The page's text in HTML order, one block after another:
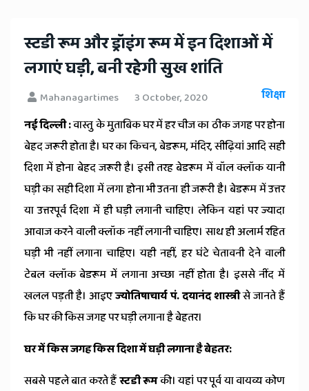
Hindi
News,
Hindi
Samachar,
Jaipur
Rajasthan
News
स्टडी रूम और ड्रॉइंग रूम में इन दिशाओं में
लगाएं घड़ी, बनी रहेगी सुख शांति
Mahanagartimes 3 October, 2020
शिक्षा
नई दिल्ली :वास्तु के मुताबिक घर में हर चीज का ठीक जगह पर होना
बेहद जरूरी होता है। घर का किचन, बेडरूम, मंदिर, सीढ़ियां आदि सही
दिशा में होना बेहद जरूरी है। इसी तरह बेडरूम में वॉल क्लॉक यानी
घड़ी का सही दिशा में लगा होना भी उतना ही जरूरी है। बेडरूम में उत्तर
या उत्तरपूर्व दिशा में ही घड़ी लगानी चाहिए। लेकिन यहां पर ज्यादा
आवाज करने वाली क्लॉक नहीं लगानी चाहिए। साथ ही अलार्म रहित
घड़ी भी नहीं लगाना चाहिए। यही नहीं, हर घंटे चेतावनी देने वाली
टेबल क्लॉक बेडरूम में लगाना अच्छा नहीं होता है। इससे नींद में
खलल पड़ती है। आइएज्योतिषाचार्य पं. दयानंद शास्त्रीसे जानते हैं
कि घर की किस जगह पर घड़ी लगाना है बेहतर।
घर में किस जगह किस दिशा में घड़ी लगाना है बेहतर:
सबसे पहले बात करते हैंस्टडी रूमकी। यहां पर पूर्व या वायव्य कोण